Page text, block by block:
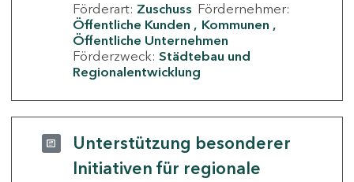
Förderart: Zuschuss Fördernehmer:
Öffentliche Kunden
Kommunen
Öffentliche Unternehmen
Förderzweck: Städtebau und
Regionalentwicklung
Unterstützung besonderer
Initiativen für regionale